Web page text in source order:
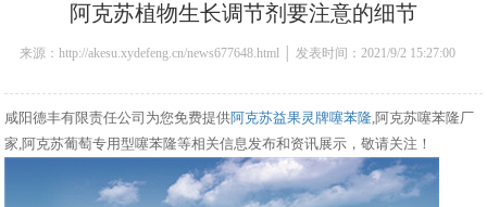
阿克苏植物生长调节剂要注意的细节
来源：http://akesu.xydefeng.cn/news677648.html │ 发表时间：2021/9/2 15:27:00
咸阳德丰有限责任公司为您免费提供阿克苏益果灵牌噻苯隆,阿克苏噻苯隆厂
家,阿克苏葡萄专用型噻苯隆等相关信息发布和资讯展示，敬请关注！